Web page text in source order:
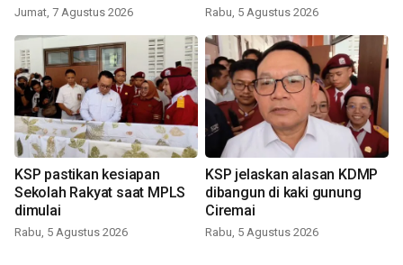
Jumat, 7 Agustus 2026 Rabu, 5 Agustus 2026
KSP pastikan kesiapan
Sekolah Rakyat saat MPLS
dimulai
Rabu, 5 Agustus 2026
KSP jelaskan alasan KDMP
dibangun di kaki gunung
Ciremai
Rabu, 5 Agustus 2026